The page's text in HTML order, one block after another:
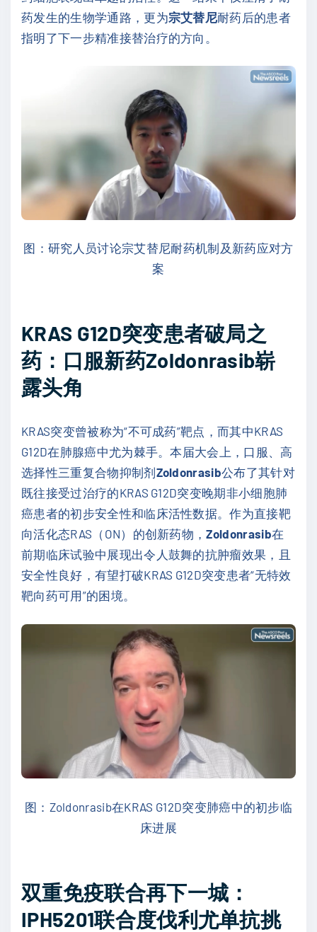
药发生的生物学通路，更为宗艾替尼耐药后的患者
指明了下一步精准接替治疗的方向。
图：研究人员讨论宗艾替尼耐药机制及新药应对方
案
KRAS G12D突变患者破局之
药：口服新药Zoldonrasib崭
露头角
KRAS突变曾被称为“不可成药”靶点，而其中KRAS
G12D在肺腺癌中尤为棘手。本届大会上，口服、高
选择性三重复合物抑制剂Zoldonrasib公布了其针对
既往接受过治疗的KRAS G12D突变晚期非小细胞肺
癌患者的初步安全性和临床活性数据。作为直接靶
向活化态RAS（ON）的创新药物，Zoldonrasib在
前期临床试验中展现出令人鼓舞的抗肿瘤效果，且
安全性良好，有望打破KRAS G12D突变患者“无特效
靶向药可用”的困境。
图：Zoldonrasib在KRAS G12D突变肺癌中的初步临
床进展
双重免疫联合再下一城：
IPH5201联合度伐利尤单抗挑